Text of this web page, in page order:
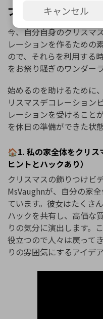
プ5のクリスマスデコ
今、自分自身のクリスマ
レーションを作るための
ので、それらを利用する
をお祭り騒ぎのワンダー
始めるのを助けるために
リスマスデコレーション
レーションを受けること
を休日の準備ができた状
🏠1. 私の家全体をクリス
ヒントとハックあり）
クリスマスの飾りつけビ
MsVaughnが、自分の家
ています。彼女はたくさ
ハックを共有し、高価な
りの気分に演出します。
役立つので人々は戻って
りの雰囲気にするアイデ
キャンセル